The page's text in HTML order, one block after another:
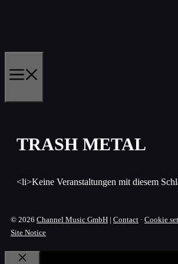
TRASH METAL
<li>Keine Veranstaltungen mit diesem
© 2026 Channel Music GmbH | Contact · Cookie
Site Notice